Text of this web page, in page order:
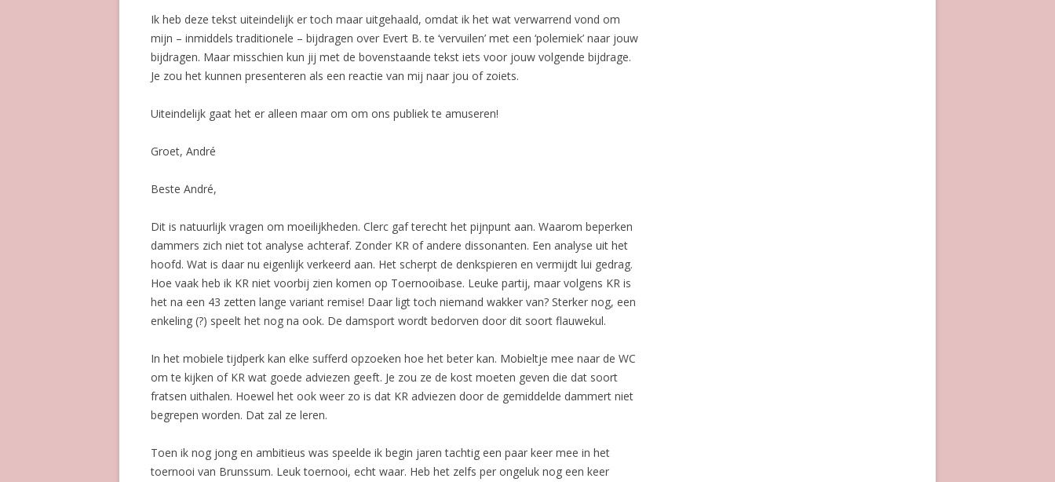
Ik heb deze tekst uiteindelijk er toch maar uitgehaald, omdat ik het wat verwarrend vond om
mijn – inmiddels traditionele – bijdragen over Evert B. te ‘vervuilen’ met een ‘polemiek’ naar jouw
bijdragen. Maar misschien kun jij met de bovenstaande tekst iets voor jouw volgende bijdrage.
Je zou het kunnen presenteren als een reactie van mij naar jou of zoiets.
Uiteindelijk gaat het er alleen maar om om ons publiek te amuseren!
Groet, André
Beste André,
Dit is natuurlijk vragen om moeilijkheden. Clerc gaf terecht het pijnpunt aan. Waarom beperken
dammers zich niet tot analyse achteraf. Zonder KR of andere dissonanten. Een analyse uit het
hoofd. Wat is daar nu eigenlijk verkeerd aan. Het scherpt de denkspieren en vermijdt lui gedrag.
Hoe vaak heb ik KR niet voorbij zien komen op Toernooibase. Leuke partij, maar volgens KR is
het na een 43 zetten lange variant remise! Daar ligt toch niemand wakker van? Sterker nog, een
enkeling (?) speelt het nog na ook. De damsport wordt bedorven door dit soort flauwekul.
In het mobiele tijdperk kan elke sufferd opzoeken hoe het beter kan. Mobieltje mee naar de WC
om te kijken of KR wat goede adviezen geeft. Je zou ze de kost moeten geven die dat soort
fratsen uithalen. Hoewel het ook weer zo is dat KR adviezen door de gemiddelde dammert niet
begrepen worden. Dat zal ze leren.
Toen ik nog jong en ambitieus was speelde ik begin jaren tachtig een paar keer mee in het
toernooi van Brunssum. Leuk toernooi, echt waar. Heb het zelfs per ongeluk nog een keer